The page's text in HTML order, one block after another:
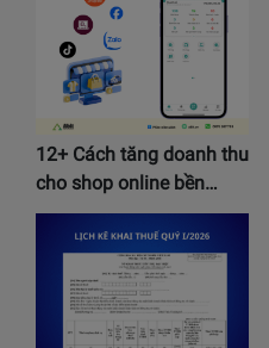
12+ Cách tăng doanh thu
cho shop online bền…